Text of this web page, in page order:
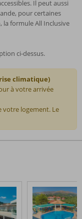
Il peut aussi
pour certaines
la formule All Inclusive
ci-dessus.
climatique)
à votre arrivée
votre logement. Le